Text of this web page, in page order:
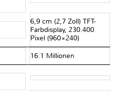
6,9 cm (2,7 Zoll) TFT-
Farbdisplay, 230.400
Pixel (960×240)
16.1 Millionen